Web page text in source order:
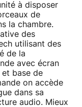
à disposer
de
la chambre.
des
utilisant des
de la
avec écran
base de
on accède
dans sa
audio. Mieux